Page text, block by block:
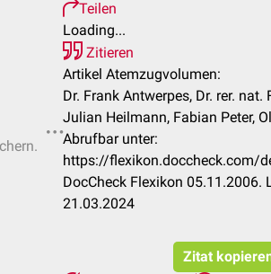
Teilen
Loading...
Zitieren
Artikel Atemzugvolumen:
Dr. Frank Antwerpes, Dr. rer. nat.
Julian Heilmann, Fabian Peter,
Abrufbar unter:
https://flexikon.doccheck.com/
DocCheck Flexikon 05.11.2006.
21.03.2024
Zitat